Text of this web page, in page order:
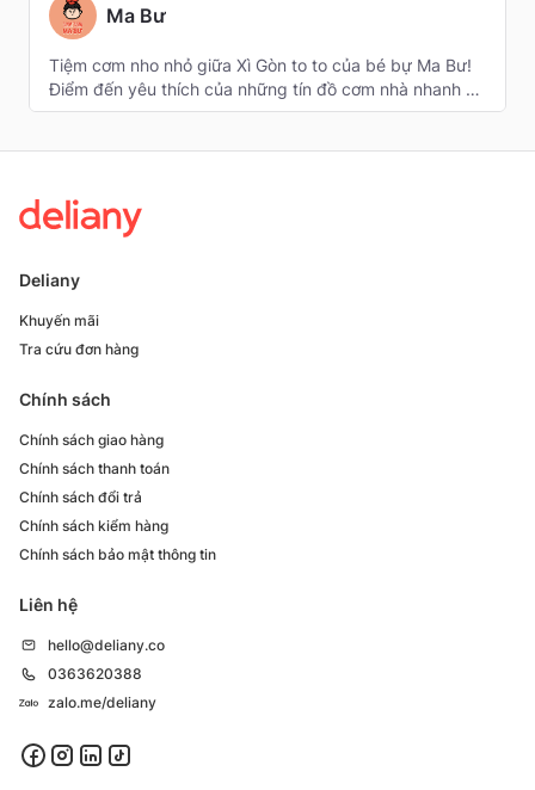
Ma Bư
Tiệm cơm nho nhỏ giữa Xì Gòn to to của bé bự Ma Bư!
Điểm đến yêu thích của những tín đồ cơm nhà nhanh
gọn!
Deliany
Khuyến mãi
Tra cứu đơn hàng
Chính sách
Chính sách giao hàng
Chính sách thanh toán
Chính sách đổi trả
Chính sách kiểm hàng
Chính sách bảo mật thông tin
Liên hệ
hello@deliany.co
0363620388
zalo.me/deliany